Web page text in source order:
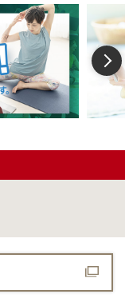
Next